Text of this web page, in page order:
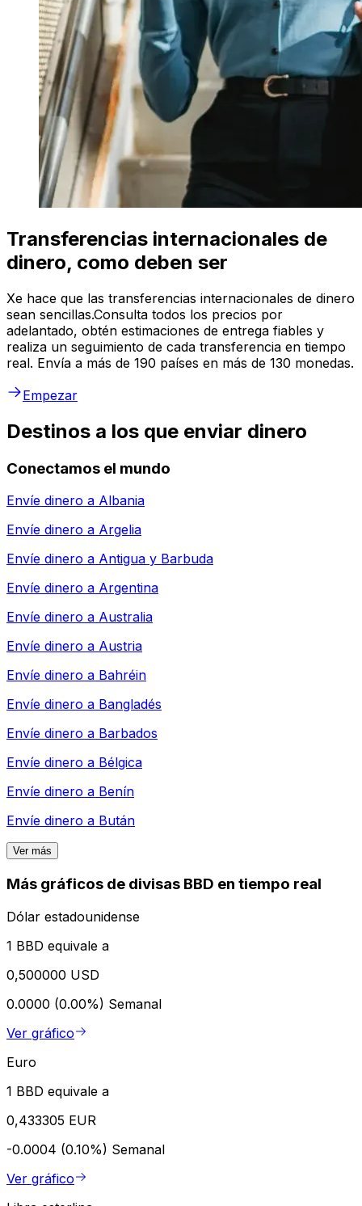
Transferencias internacionales de
dinero, como deben ser
Xe hace que las transferencias internacionales de dinero
sean sencillas.Consulta todos los precios por
adelantado, obtén estimaciones de entrega fiables y
realiza un seguimiento de cada transferencia en tiempo
real. Envía a más de 190 países en más de 130 monedas.
Empezar
Destinos a los que enviar dinero
Conectamos el mundo
Envíe dinero a Albania
Envíe dinero a Argelia
Envíe dinero a Antigua y Barbuda
Envíe dinero a Argentina
Envíe dinero a Australia
Envíe dinero a Austria
Envíe dinero a Bahréin
Envíe dinero a Bangladés
Envíe dinero a Barbados
Envíe dinero a Bélgica
Envíe dinero a Benín
Envíe dinero a Bután
Ver más
Más gráficos de divisas BBD en tiempo real
Dólar estadounidense
1 BBD equivale a
0,500000 USD
0.0000 (0.00%) Semanal
Ver gráfico
Euro
1 BBD equivale a
0,433305 EUR
-0.0004 (0.10%) Semanal
Ver gráfico